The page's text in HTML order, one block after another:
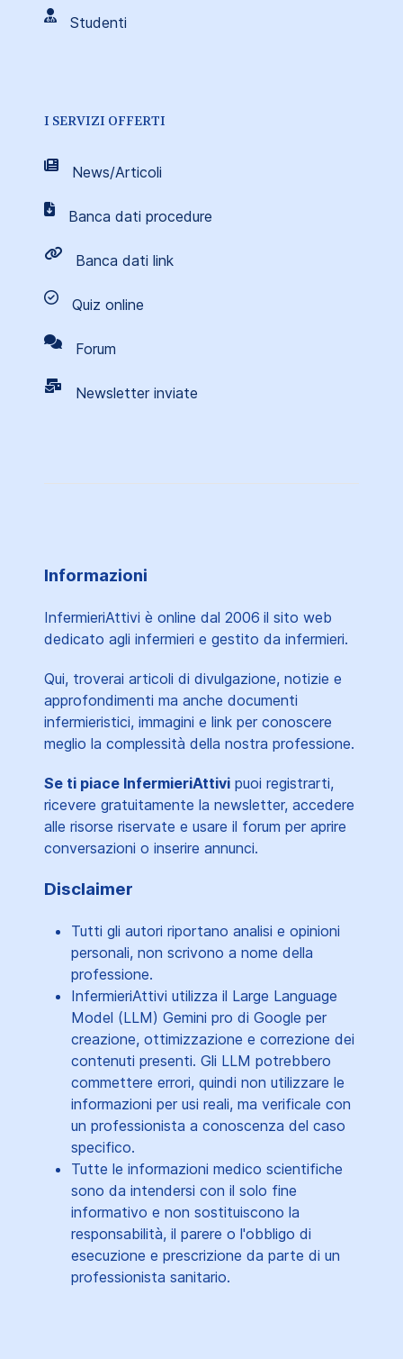
Studenti
I SERVIZI OFFERTI
News/Articoli
Banca dati procedure
Banca dati link
Quiz online
Forum
Newsletter inviate
Informazioni
InfermieriAttivi è online dal 2006 il sito web
dedicato agli infermieri e gestito da infermieri.
Qui, troverai articoli di divulgazione, notizie e
approfondimenti ma anche documenti
infermieristici, immagini e link per conoscere
meglio la complessità della nostra professione.
Se ti piace InfermieriAttivi puoi registrarti,
ricevere gratuitamente la newsletter, accedere
alle risorse riservate e usare il forum per aprire
conversazioni o inserire annunci.
Disclaimer
Tutti gli autori riportano analisi e opinioni
personali, non scrivono a nome della
professione.
InfermieriAttivi utilizza il Large Language
Model (LLM) Gemini pro di Google per
creazione, ottimizzazione e correzione dei
contenuti presenti. Gli LLM potrebbero
commettere errori, quindi non utilizzare le
informazioni per usi reali, ma verificale con
un professionista a conoscenza del caso
specifico.
Tutte le informazioni medico scientifiche
sono da intendersi con il solo fine
informativo e non sostituiscono la
responsabilità, il parere o l'obbligo di
esecuzione e prescrizione da parte di un
professionista sanitario.